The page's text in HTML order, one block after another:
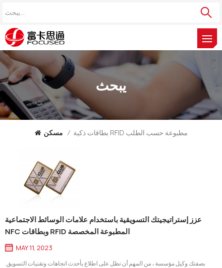
يبحث
مسكن / بطاقات ذكية RFID مطبوعة حسب الطلب
عزز إستراتيجيتك التسويقية باستخدام علامات الوسائط الاجتماعية
NFC وبطاقات RFID المطبوعة المخصصة
MAY 11, 2023
بصفتك وكيل مؤسسة ، من المهم أن تظل على اطلاع بأحدث اتجاهات وتقنيات التسويق.